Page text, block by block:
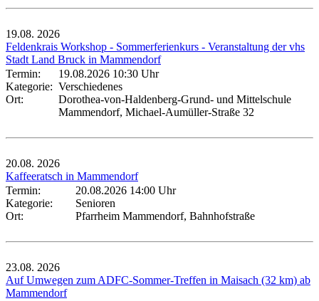
19.08. 2026
Feldenkrais Workshop - Sommerferienkurs - Veranstaltung der vhs
Stadt Land Bruck in Mammendorf
Termin:
19.08.2026 10:30 Uhr
Kategorie: Verschiedenes
Ort:
Dorothea-von-Haldenberg-Grund- und Mittelschule
Mammendorf, Michael-Aumüller-Straße 32
20.08. 2026
Kaffeeratsch in Mammendorf
Termin:
20.08.2026 14:00 Uhr
Kategorie:
Senioren
Ort:
Pfarrheim Mammendorf, Bahnhofstraße
23.08. 2026
Auf Umwegen zum ADFC-Sommer-Treffen in Maisach (32 km) ab
Mammendorf